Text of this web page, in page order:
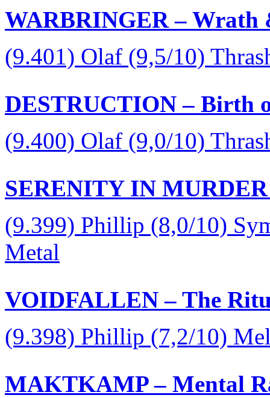
WARBRINGER – Wrath
(9.401) Olaf (9,5/10)
DESTRUCTION – Birth
(9.400) Olaf (9,0/10)
SERENITY IN MURDER
(9.399) Phillip (8,0/10)
Metal
VOIDFALLEN – The
(9.398) Phillip (7,2/10)
MAKTKAMP – Mental